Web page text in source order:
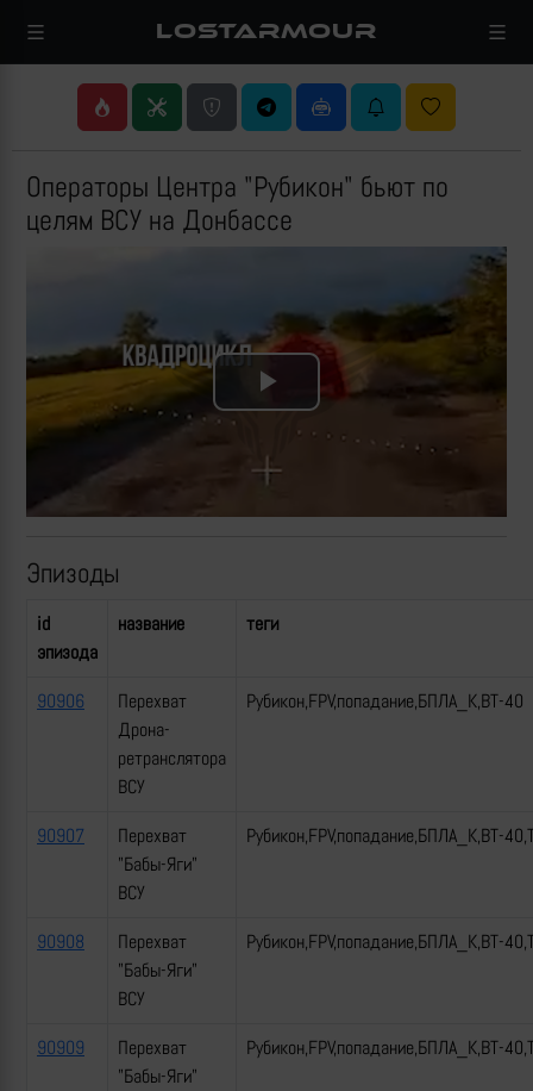
LOSTARMOUR
Операторы Центра "Рубикон" бьют по
целям ВСУ на Донбассе
Play
Video
Эпизоды
id
эпизода
название теги
90906
Перехват
Дрона-
ретранслятора
ВСУ
Рубикон,FPV,попадание,БПЛА_К,ВТ-40
90907
Перехват
"Бабы-Яги"
ВСУ
Рубикон,FPV,попадание,БПЛА_К,ВТ-
90908
Перехват
"Бабы-Яги"
ВСУ
Рубикон,FPV,попадание,БПЛА_К,ВТ-
90909
Перехват
"Бабы-Яги"
Рубикон,FPV,попадание,БПЛА_К,ВТ-